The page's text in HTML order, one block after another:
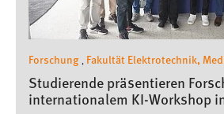
Forschung , Fakultät Elektrotechnik,
und Informatik
Preise und Stipendien
Studierende präsentieren
internationalem KI-Workshop